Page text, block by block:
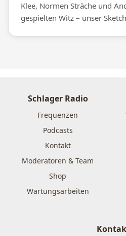
Klee, Normen Sträche und
gespielten Witz – unser
Schlager Radio
Frequenzen
Podcasts
Kontakt
Moderatoren & Team
Shop
Wartungsarbeiten